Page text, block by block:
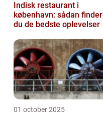
Indisk restaurant i
københavn: sådan finder
du de bedste oplevelser
01 october 2025